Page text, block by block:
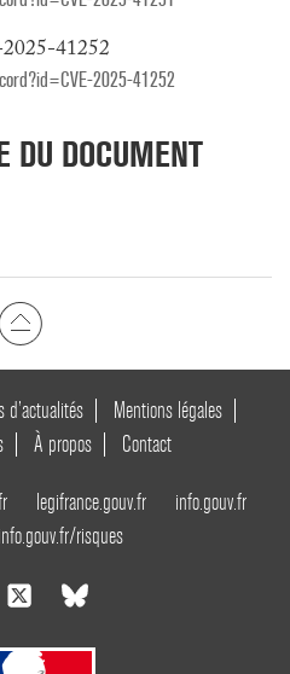
41252
2025-41252
DU DOCUMENT
d’actualités
Mentions légales
À propos Contact
legifrance.gouv.fr
info.gouv.fr
info.gouv.fr/risques